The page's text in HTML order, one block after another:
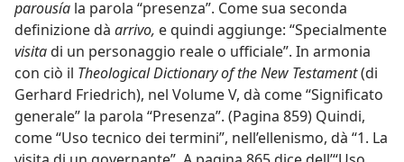
parousía la parola “presenza”. Come sua seconda
definizione dà arrivo, e quindi aggiunge: “Specialmente
visitadi un personaggio reale o ufficiale”. In armonia
con ciò il Theological Dictionary of the New Testament(di
Gerhard Friedrich), nel Volume V, dà come “Significato
generale” la parola “Presenza”. (Pagina 859) Quindi,
come “Uso tecnico dei termini”, nell’ellenismo, dà “1. La